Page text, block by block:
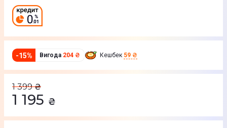
-15% Вигода 204 ₴ Кешбек 59 ₴
1 399 ₴
1 195 ₴